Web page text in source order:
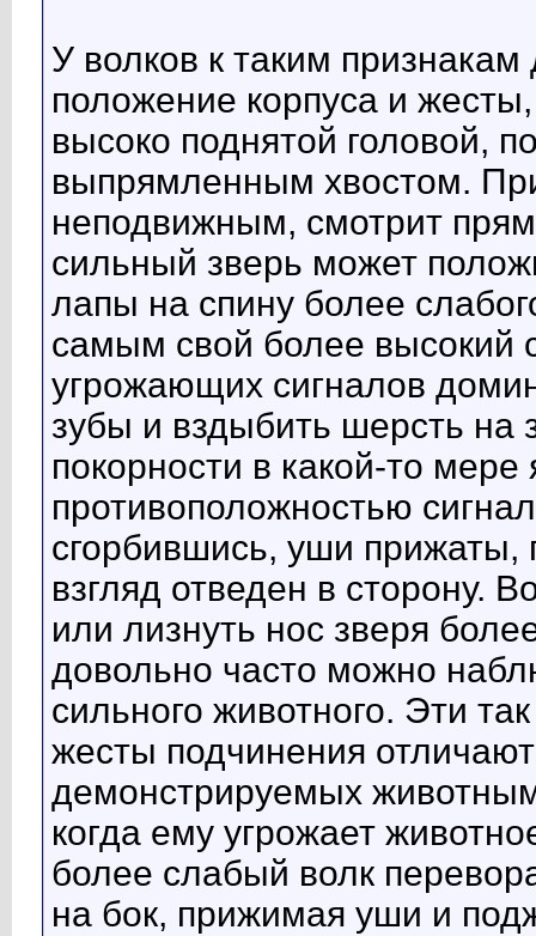
У волков к таким
положение корпуса и
высоко поднятой головой,
выпрямленным хвостом.
неподвижным, смотрит
сильный зверь может
лапы на спину более
самым свой более высокий
угрожающих сигналов
зубы и вздыбить шерсть на
покорности в какой-то
противоположностью
сгорбившись, уши прижаты,
взгляд отведен в сторону.
или лизнуть нос зверя
довольно часто можно
сильного животного. Эти
жесты подчинения
демонстрируемых животным
когда ему угрожает
более слабый волк
на бок, прижимая уши и